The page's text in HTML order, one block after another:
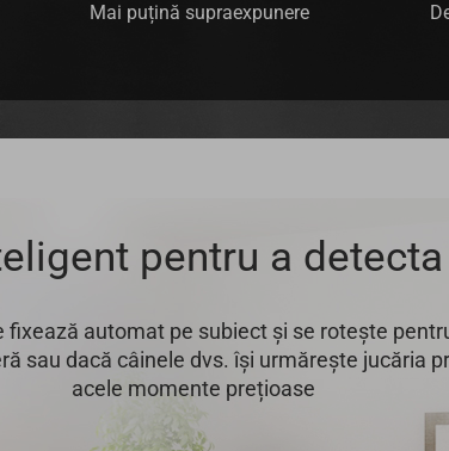
Mai puțină supraexpunere
pentru a
fixează automat pe subiect și se rotește
sau dacă câinele dvs. își urmărește jucăria
acele momente prețioase